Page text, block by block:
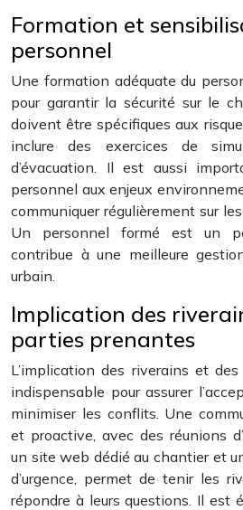
Formation et
personnel
Une formation adéquate du
pour garantir la sécurité sur le
doivent être spécifiques aux
inclure des exercices de
d’évacuation. Il est aussi
personnel aux enjeux
communiquer régulièrement sur
Un personnel formé est un
contribue à une meilleure
urbain.
Implication des
parties prenantes
L’implication des riverains et
indispensable pour assurer
minimiser les conflits. Une
et proactive, avec des réunions
un site web dédié au chantier et
d’urgence, permet de tenir les
répondre à leurs questions. Il est